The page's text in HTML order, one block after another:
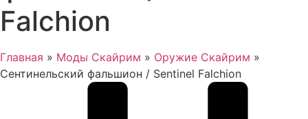
Falchion
Главная » Моды Скайрим » Оружие Скайрим »
Сентинельский фальшион / Sentinel Falchion